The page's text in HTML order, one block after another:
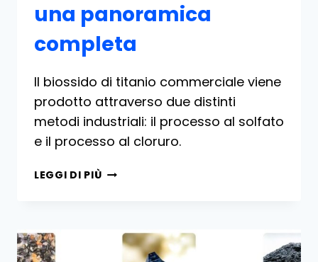
una panoramica
completa
Il biossido di titanio commerciale viene
prodotto attraverso due distinti
metodi industriali: il processo al solfato
e il processo al cloruro.
LEGGI DI PIÙ PROCESSI
BIOSSIDO